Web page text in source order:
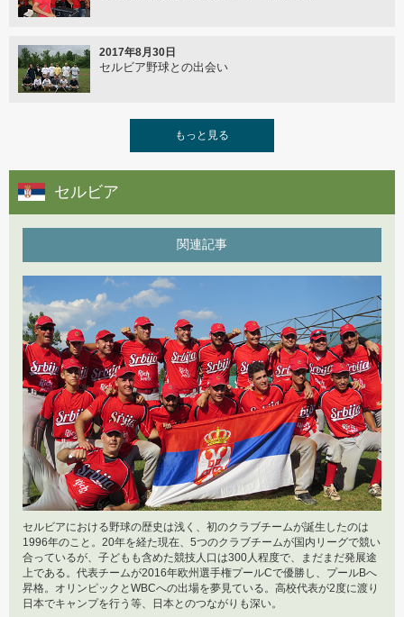
2017年2月21日
2017インドネシア代表チームの運営
2017年インドネシア野球向上各プログラム
2017年2月10日
2017年 インドネシア代表ナショナルチーム展望
2017年2月1日
“野球国力”ランキング査定システムがもたらす野球衰
退
2017年1月25日
国際大会開催不能による野球衰退の実情
2017年1月19日
非行麻薬防止 突撃キャラバン
2017年8月30日
セルビア野球との出会い
セルビア野球と国際リーグ
2017年6月22日
セルビア野球チームの紹介
2017年5月19日
野球の伝播
2017年4月11日
セルビアってどんな国？
もっと見る
セルビア
関連記事
セルビアにおける野球の歴史は浅く、初のクラブチームが誕生したのは
1996年のこと。20年を経た現在、5つのクラブチームが国内リーグで競い
合っているが、子どもも含めた競技人口は300人程度で、まだまだ発展途
上である。代表チームが2016年欧州選手権プールCで優勝し、プールBへ
昇格。オリンピックとWBCへの出場を夢見ている。高校代表が2度に渡り
日本でキャンプを行う等、日本とのつながりも深い。